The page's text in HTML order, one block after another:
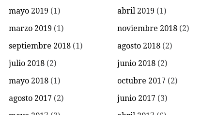
mayo 2019 (1) abril 2019 (1)
marzo 2019 (1) noviembre 2018 (2)
septiembre 2018 (1) agosto 2018 (2)
julio 2018 (2) junio 2018 (2)
mayo 2018 (1) octubre 2017 (2)
agosto 2017 (2) junio 2017 (3)